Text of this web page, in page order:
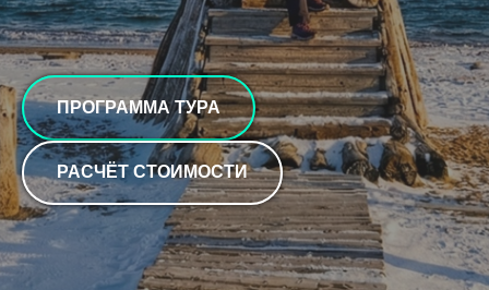
ПРОГРАММА ТУРА
РАСЧЁТ СТОИМОСТИ